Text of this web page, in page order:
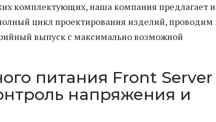
комплектующих, наша компания предлагает и
цикл проектирования изделий, проводим
выпуск с максимально возможной
питания Front Server
напряжения и